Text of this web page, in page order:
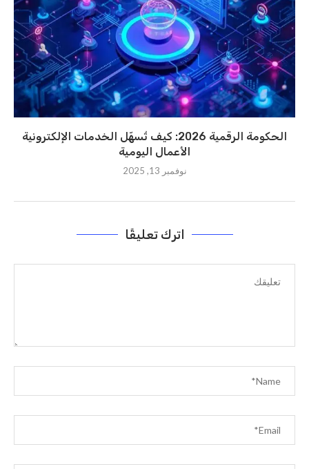
الحكومة الرقمية 2026: كيف تُسهّل الخدمات الإلكترونية
الأعمال اليومية
نوفمبر 13, 2025
اترك تعليقًا